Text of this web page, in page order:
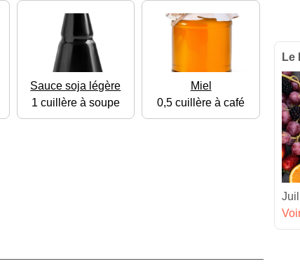
Sauce soja légère
1 cuillère à soupe
Miel
0,5 cuillère à café
Le